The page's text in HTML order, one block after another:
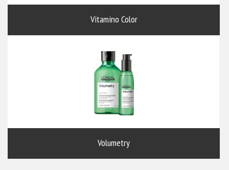
Vitamino Color
Volumetry